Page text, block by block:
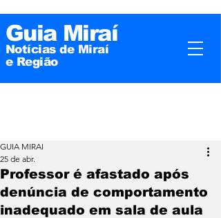
Guia Miraí
Notícias de Miraí
e Região
Professor é afastado após
denúncia de comportamento
inadequado em sala de aula
GUIA MIRAI
25 de abr.